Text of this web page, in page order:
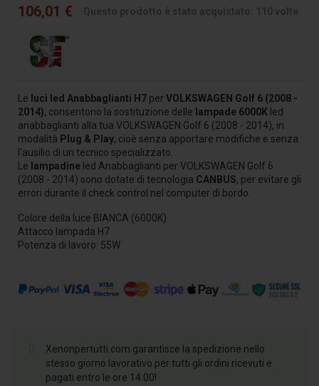
106,01 €
Le luci led Anabbaglianti H7 per VOLKSWAGEN Golf 6 (2008 -
2014), consentono la sostituzione delle lampade 6000K led
anabbaglianti alla tua VOLKSWAGEN Golf 6 (2008 - 2014), in
modalità Plug & Play, cioè senza apportare modifiche e senza
l'ausilio di un tecnico specializzato.
Le lampadine led Anabbaglianti per VOLKSWAGEN Golf 6
(2008 - 2014) sono dotate di tecnologia CANBUS, per evitare gli
errori durante il check control nel computer di bordo.
Colore della luce BIANCA (6000K)
Attacco lampada H7
Potenza di lavoro: 55W
Xenonpertutti.com garantisce la spedizione nello
stesso giorno lavorativo per tutti gli ordini ricevuti e
pagati entro le ore 14:00!